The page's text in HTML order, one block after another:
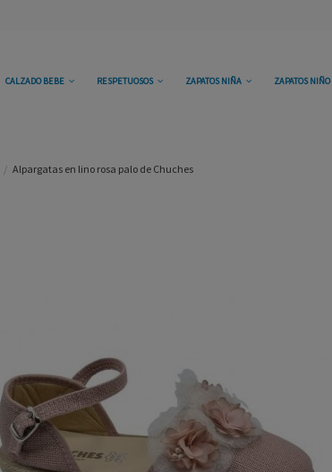
CALZADO BEBE RESPETUOSOS ZAPATOS NIÑA ZAPATOS NIÑO
Alpargatas en lino rosa palo de Chuches